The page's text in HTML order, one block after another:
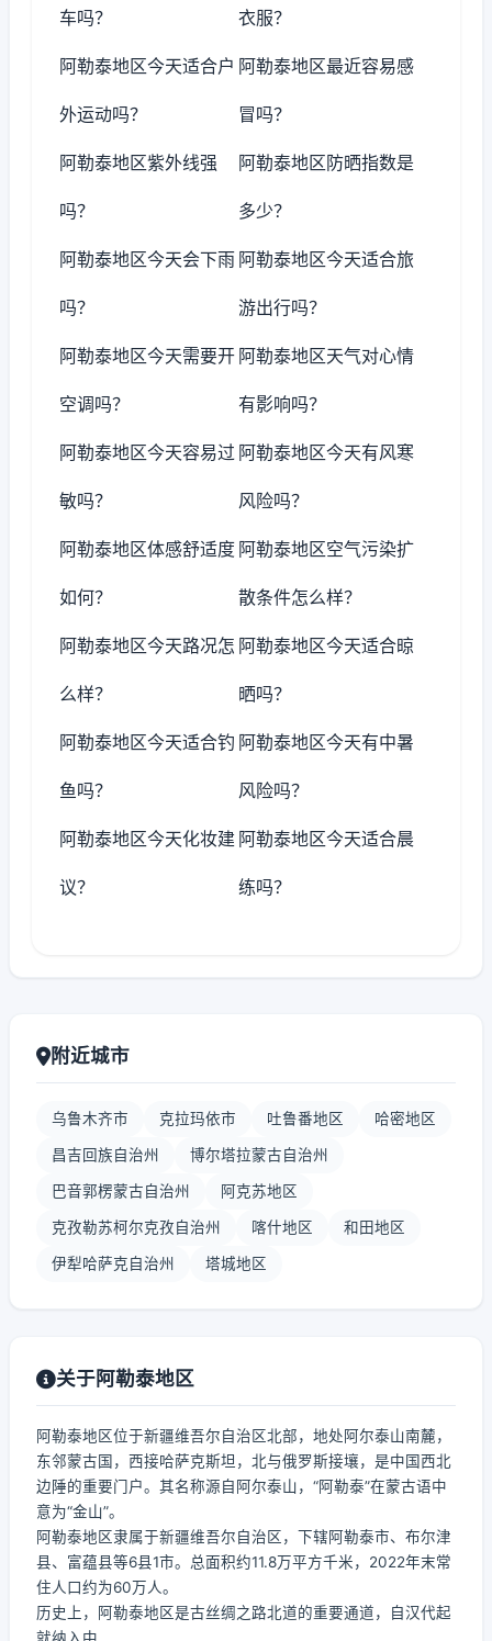
车吗？ 衣服？
阿勒泰地区今天适合户
外运动吗？
阿勒泰地区最近容易感
冒吗？
阿勒泰地区紫外线强
吗？
阿勒泰地区防晒指数是
多少？
阿勒泰地区今天会下雨
吗？
阿勒泰地区今天适合旅
游出行吗？
阿勒泰地区今天需要开
空调吗？
阿勒泰地区天气对心情
有影响吗？
阿勒泰地区今天容易过
敏吗？
阿勒泰地区今天有风寒
风险吗？
阿勒泰地区体感舒适度
如何？
阿勒泰地区空气污染扩
散条件怎么样？
阿勒泰地区今天路况怎
么样？
阿勒泰地区今天适合晾
晒吗？
阿勒泰地区今天适合钓
鱼吗？
阿勒泰地区今天有中暑
风险吗？
阿勒泰地区今天化妆建
议？
阿勒泰地区今天适合晨
练吗？
附近城市
乌鲁木齐市 克拉玛依市 吐鲁番地区 哈密地区
昌吉回族自治州 博尔塔拉蒙古自治州
巴音郭楞蒙古自治州 阿克苏地区
克孜勒苏柯尔克孜自治州 喀什地区 和田地区
伊犁哈萨克自治州 塔城地区
关于阿勒泰地区
阿勒泰地区位于新疆维吾尔自治区北部，地处阿尔泰山南麓，
东邻蒙古国，西接哈萨克斯坦，北与俄罗斯接壤，是中国西北
边陲的重要门户。其名称源自阿尔泰山，“阿勒泰”在蒙古语中
意为“金山”。
阿勒泰地区隶属于新疆维吾尔自治区，下辖阿勒泰市、布尔津
县、富蕴县等6县1市。总面积约11.8万平方千米，2022年末常
住人口约为60万人。
历史上，阿勒泰地区是古丝绸之路北道的重要通道，自汉代起